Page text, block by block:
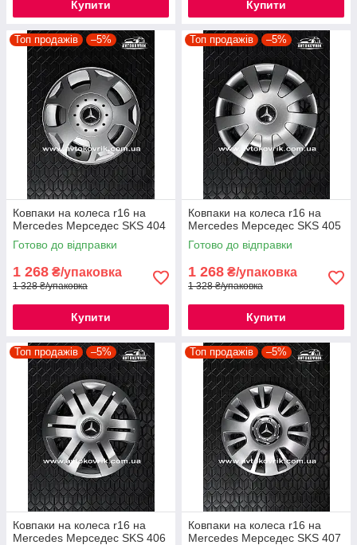
Купити Купити
Топ продажів –5%
Ковпаки на колеса r16 на
Mercedes Мерседес SKS 404
Готово до відправки
1 268 ₴/упаковка
1 328 ₴/упаковка
Купити
Топ продажів –5%
Ковпаки на колеса r16 на
Mercedes Мерседес SKS 405
Готово до відправки
1 268 ₴/упаковка
1 328 ₴/упаковка
Купити
Топ продажів –5%
Ковпаки на колеса r16 на
Mercedes Мерседес SKS 406
Топ продажів –5%
Ковпаки на колеса r16 на
Mercedes Мерседес SKS 407